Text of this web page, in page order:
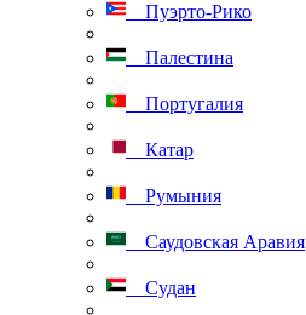
Пуэрто-Рико
Палестина
Португалия
Катар
Румыния
Саудовская Аравия
Судан